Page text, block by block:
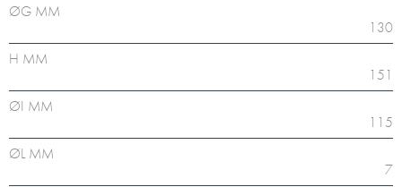
ØG MM
130
H MM
151
ØI MM
115
ØL MM
7